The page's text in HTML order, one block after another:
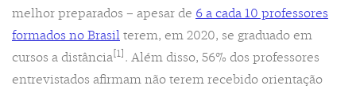
melhor preparados – apesar de 6 a cada 10 professores
formados no Brasil terem, em 2020, se graduado em
cursos a distância [1] . Além disso, 56% dos professores
entrevistados afirmam não terem recebido orientação